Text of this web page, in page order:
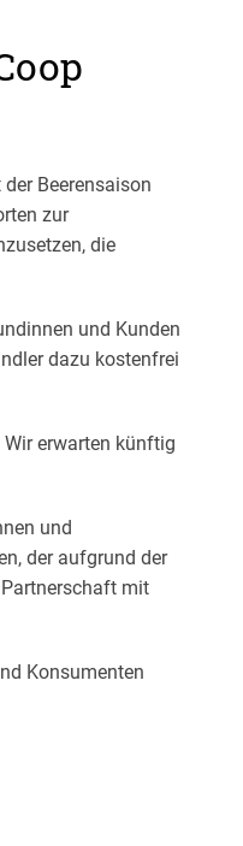
Beerensaison
zur
die
und Kunden
dazu kostenfrei
erwarten künftig
und
der aufgrund der
mit
Konsumenten